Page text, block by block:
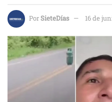
PorSieteDías 16 de